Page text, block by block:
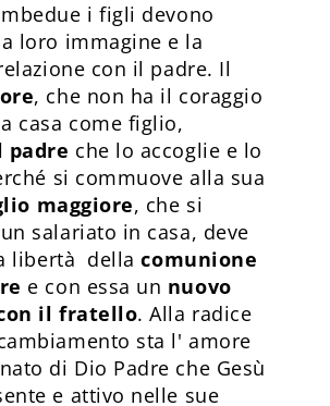
i figli devono
loro immagine e la
con il padre. Il
, che non ha il coraggio
casa come figlio,
padre che lo accoglie e lo
si commuove alla sua
maggiore, che si
salariato in casa, deve
libertà dellacomunione
e con essa un nuovo
il fratello. Alla radice
sta l' amore
di Dio Padre che Gesù
e attivo nelle sue